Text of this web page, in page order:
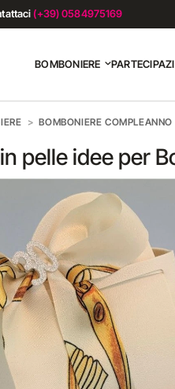
(+39) 0584975169
BOMBONIERE
BOMBONIERE COMPLEANNO
pelle idee per